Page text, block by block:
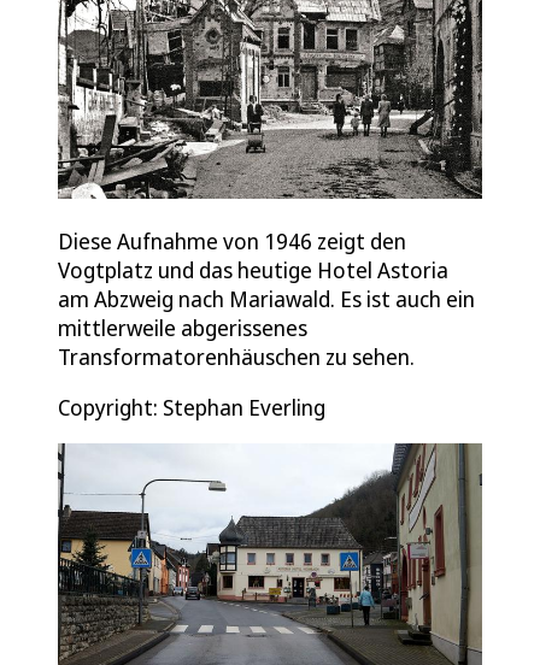
Diese Aufnahme von 1946 zeigt den
Vogtplatz und das heutige Hotel Astoria
am Abzweig nach Mariawald. Es ist auch ein
mittlerweile abgerissenes
Transformatorenhäuschen zu sehen.
Copyright: Stephan Everling